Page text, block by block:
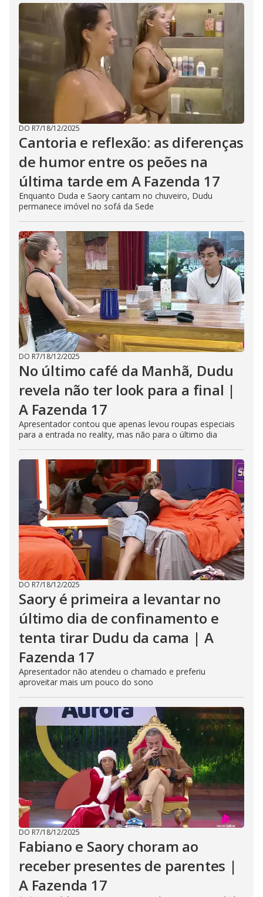
DO R7/18/12/2025
Cantoria e reflexão: as diferenças
de humor entre os peões na
última tarde em A Fazenda 17
Enquanto Duda e Saory cantam no chuveiro, Dudu
permanece imóvel no sofá da Sede
DO R7/18/12/2025
No último café da Manhã, Dudu
revela não ter look para a final |
A Fazenda 17
Apresentador contou que apenas levou roupas especiais
para a entrada no reality, mas não para o último dia
DO R7/18/12/2025
Saory é primeira a levantar no
último dia de confinamento e
tenta tirar Dudu da cama | A
Fazenda 17
Apresentador não atendeu o chamado e preferiu
aproveitar mais um pouco do sono
DO R7/18/12/2025
Fabiano e Saory choram ao
receber presentes de parentes |
A Fazenda 17